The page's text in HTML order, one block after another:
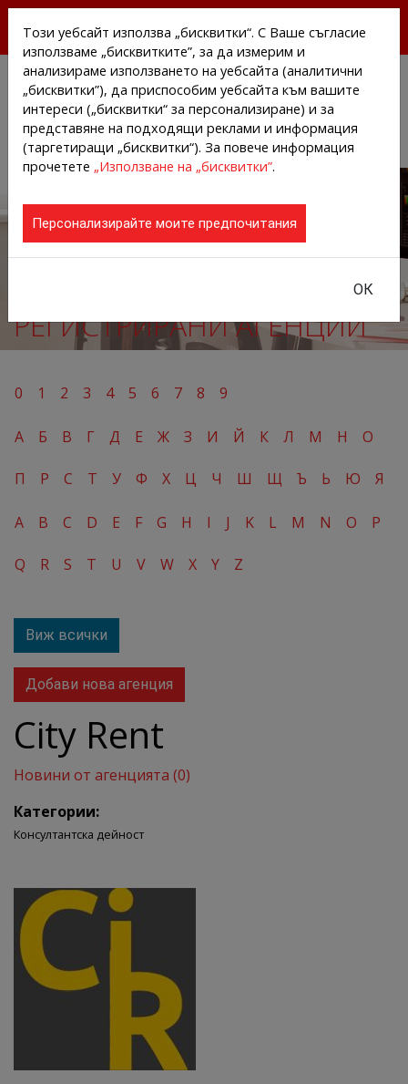
АГЕНЦИИТЕ И КОМПАНИИТЕ
РЕГИСТРИРАНИ АГЕНЦИИ
0 1 2 3 4 5 6 7 8 9
А Б В Г Д Е Ж З И Й К Л М Н О
П Р С Т У Ф Х Ц Ч Ш Щ Ъ Ь Ю Я
A B C D E F G H I J K L M N O P
Q R S T U V W X Y Z
Виж всички
Добави нова агенция
City Rent
Новини от агенцията (0)
Категории:
Консултантска дейност
Този уебсайт използва „бисквитки“. С Ваше съгласие
използваме „бисквитките”, за да измерим и
анализираме използването на уебсайта (аналитични
„бисквитки”), да приспособим уебсайта към вашите
интереси („бисквитки“ за персонализиране) и за
представяне на подходящи реклами и информация
(таргетиращи „бисквитки“). За повече информация
прочетете „Използване на „бисквитки”.
Персонализирайте моите предпочитания
ОК